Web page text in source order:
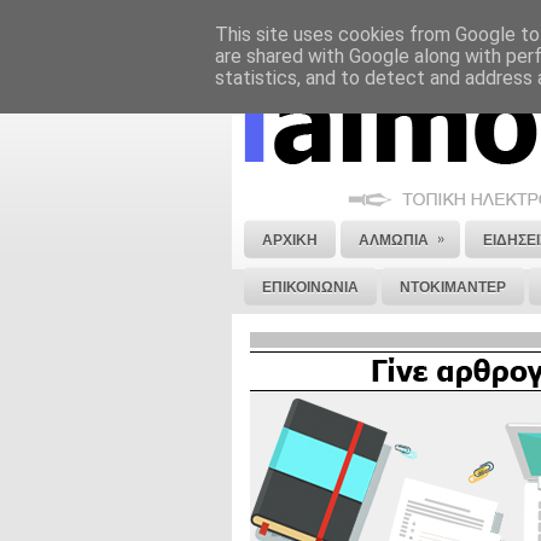
ΝΟΜΙΚΗ ΣΗΜΕΙΩΣΗ ΔΙΑΦΗΜΙΣΗ
ΑΡΧΙΚΗ ΑΛΜΩΠΙΑ »
ΕΠΙΚΟΙΝΩΝΙΑ ΝΤΟΚΙΜΑΝΤΕΡ
This site uses cookies from Google
are shared with Google along with
statistics, and to detect and address